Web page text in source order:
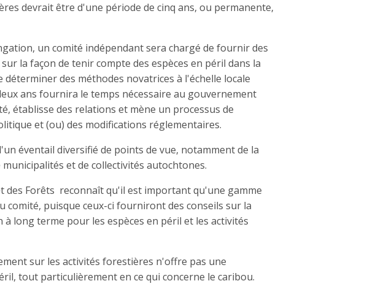
devrait être d'une période de cinq ans, ou permanente,
un comité indépendant sera chargé de fournir des
la façon de tenir compte des espèces en péril dans la
des méthodes novatrices à l'échelle locale
ans fournira le temps nécessaire au gouvernement
établisse des relations et mène un processus de
et (ou) des modifications réglementaires.
éventail diversifié de points de vue, notamment de la
et de collectivités autochtones.
des Forêts reconnaît qu'il est important qu'une gamme
puisque ceux-ci fourniront des conseils sur la
long terme pour les espèces en péril et les activités
sur les activités forestières n'offre pas une
tout particulièrement en ce qui concerne le caribou.